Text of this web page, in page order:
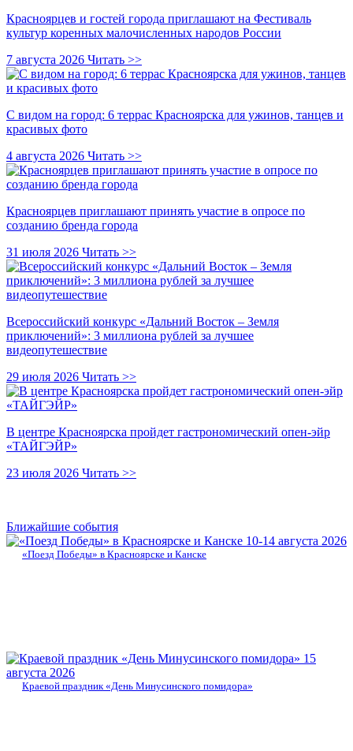
Красноярцев и гостей города приглашают на Фестиваль
культур коренных малочисленных народов России
7 августа 2026 Читать >>
С видом на город: 6 террас Красноярска для ужинов, танцев и
красивых фото
4 августа 2026 Читать >>
Красноярцев приглашают принять участие в опросе по
созданию бренда города
31 июля 2026 Читать >>
Всероссийский конкурс «Дальний Восток – Земля
приключений»: 3 миллиона рублей за лучшее
видеопутешествие
29 июля 2026 Читать >>
В центре Красноярска пройдет гастрономический опен-эйр
«ТАЙГЭЙР»
23 июля 2026 Читать >>
Ближайшие события
10-14 августа 2026
«Поезд Победы» в Красноярске и Канске
15
августа 2026
Краевой праздник «День Минусинского помидора»